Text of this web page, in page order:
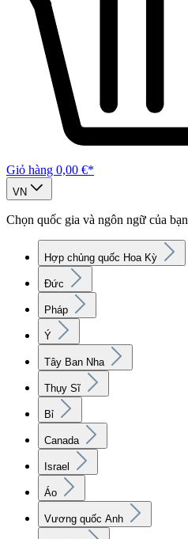
Giỏ hàng 0,00 €*
VN
Chọn quốc gia và ngôn ngữ của bạn
Hợp chủng quốc Hoa Kỳ
Đức
Pháp
Ý
Tây Ban Nha
Thụy Sĩ
Bỉ
Canada
Israel
Áo
Vương quốc Anh